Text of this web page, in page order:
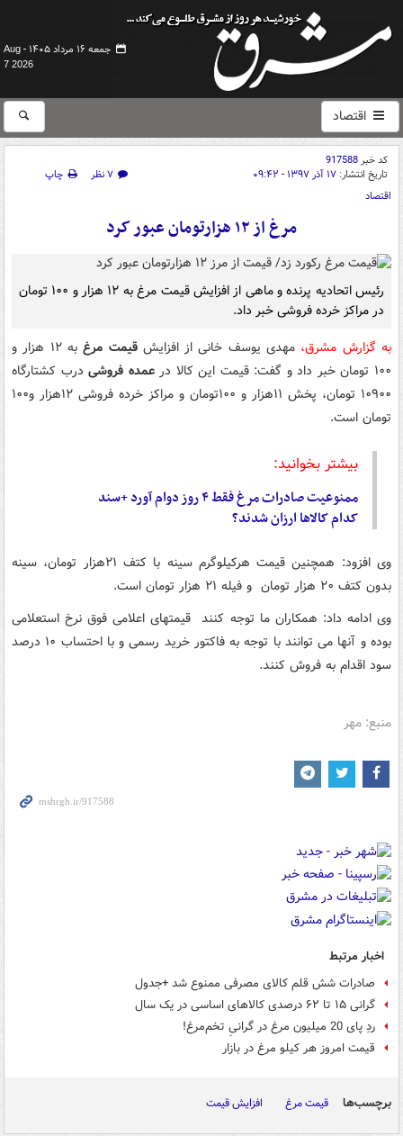
جمعه ۱۶ مرداد ۱۴۰۵ -
Aug
7 2026
اقتصاد
کد خبر917588
تاریخ انتشار: ۱۷ آذر ۱۳۹۷ - ۰۹:۴۲ ۷ نظر
چاپ
اقتصاد
مرغ از ١٢ هزارتومان عبور کرد
رئیس اتحادیه پرنده و ماهی از افزایش قیمت مرغ به ١٢ هزار و ١٠٠ تومان
در مراکز خرده فروشی خبر داد.
به گزارش مشرق، مهدی یوسف خانی از افزایشقیمت مرغ
به ١٢ هزار و
١٠٠ تومان خبر داد و گفت: قیمت این کالا در
عمده فروشیدرب کشتارگاه
۱۰۹۰۰ تومان، پخش ۱۱هزار و ۱۰۰تومان و مراکز خرده فروشی ۱۲هزار و۱۰۰
تومان است.
بیشتر بخوانید:
ممنوعیت صادرات مرغ فقط ۴ روز دوام آورد +سند
کدام کالاها ارزان شدند؟
وی افزود: همچنین قیمت هرکیلوگرم سینه با کتف ۲۱هزار تومان، سینه
بدون کتف ۲۰ هزار تومان و فیله ۲۱ هزار تومان است.
وی ادامه داد: همکاران ما توجه کنند قیمتهای اعلامی فوق نرخ استعلامی
بوده و آنها می توانند با توجه به فاکتور خرید رسمی و با احتساب ۱۰ درصد
سود اقدام به فروش کنند.
منبع: مهر
اخبار مرتبط
صادرات شش قلم کالای مصرفی ممنوع شد +جدول
گرانی ۱۵ تا ۶۲ درصدی کالاهای اساسی در یک سال
ردِ پای 20 میلیون مرغ در گرانیِ تخم‌مرغ!
قیمت امروز هر کیلو مرغ در بازار
برچسب‌ها قیمت مرغ افزایش قیمت